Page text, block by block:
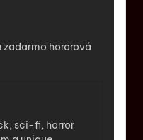
zadarmo hororová
sci-fi, horror